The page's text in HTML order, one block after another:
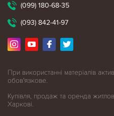
(099) 180-68-35
(093) 842-41-97
При використанні матеріалів
обов'язкове.
Купівля, продаж та оренда
Харкові.